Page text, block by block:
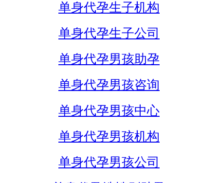
单身代孕生子机构
单身代孕生子公司
单身代孕男孩助孕
单身代孕男孩咨询
单身代孕男孩中心
单身代孕男孩机构
单身代孕男孩公司